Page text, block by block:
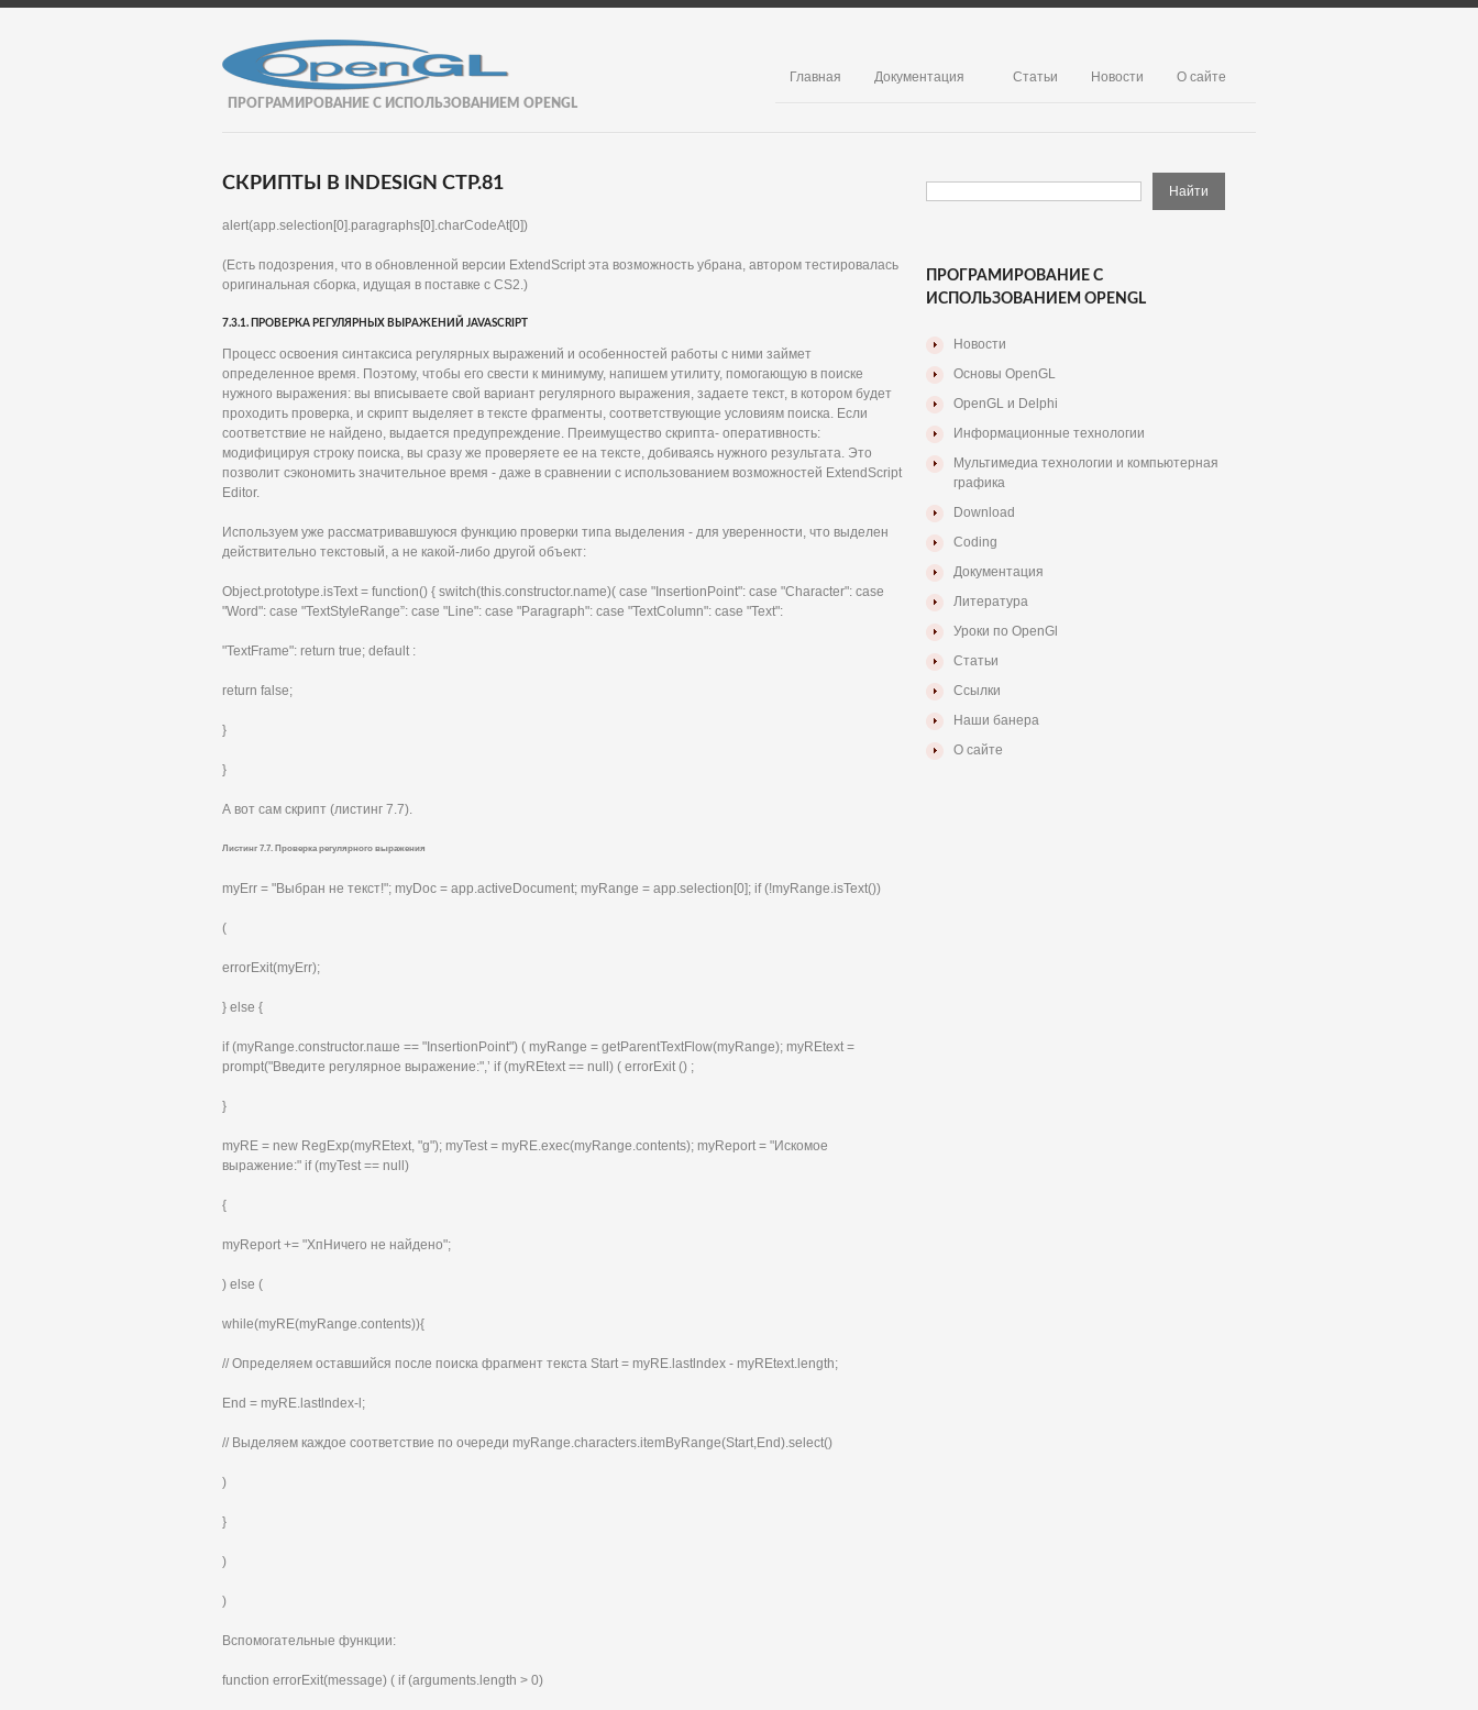
ПРОГРАМИРОВАНИЕ С ИСПОЛЬЗОВАНИЕМ OPENGL
Главная Документация Статьи Новости О сайте
СКРИПТЫ В INDESIGN СТР.81
alert(арр.selection[0].paragraphs[0].charCodeAt[0])
(Есть подозрения, что в обновленной версии ExtendScript эта возможность убрана, автором тестировалась
оригинальная сборка, идущая в поставке с CS2.)
7.3.1. ПРОВЕРКА РЕГУЛЯРНЫХ ВЫРАЖЕНИЙ JAVASCRIPT
Процесс освоения синтаксиса регулярных выражений и особенностей работы с ними займет
определенное время. Поэтому, чтобы его свести к минимуму, напишем утилиту, помогающую в поиске
нужного выражения: вы вписываете свой вариант регулярного выражения, задаете текст, в котором будет
проходить проверка, и скрипт выделяет в тексте фрагменты, соответствующие условиям поиска. Если
соответствие не найдено, выдается предупреждение. Преимущество скрипта- оперативность:
модифицируя строку поиска, вы сразу же проверяете ее на тексте, добиваясь нужного результата. Это
позволит сэкономить значительное время - даже в сравнении с использованием возможностей ExtendScript
Editor.
Используем уже рассматривавшуюся функцию проверки типа выделения - для уверенности, что выделен
действительно текстовый, а не какой-либо другой объект:
Object.prototype.isText = function() { switch(this.constructor.name)( case "InsertionPoint": case "Character": case
"Word": case "TextStyleRange”: case "Line": case "Paragraph": case "TextColumn": case "Text":
"TextFrame": return true; default :
return false;
}
}
А вот сам скрипт (листинг 7.7).
Листинг 7.7. Проверка регулярного выражения
myErr = "Выбран не текст!"; myDoc = app.activeDocument; myRange = app.selection[0]; if (!myRange.isText())
(
errorExit(myErr);
} else {
if (myRange.constructor.паше == "InsertionPoint") ( myRange = getParentTextFlow(myRange); myREtext =
prompt("Введите регулярное выражение:",’ if (myREtext == null) ( errorExit () ;
}
myRE = new RegExp(myREtext, "g"); myTest = myRE.exec(myRange.contents); myReport = "Искомое
выражение:" if (myTest == null)
{
myReport += "ХпНичего не найдено";
) else (
while(myRE(myRange.contents)){
// Определяем оставшийся после поиска фрагмент текста Start = myRE.lastlndex - myREtext.length;
End = myRE.lastlndex-l;
// Выделяем каждое соответствие по очереди myRange.characters.itemByRange(Start,End).select()
)
}
)
)
Вспомогательные функции:
function errorExit(message) ( if (arguments.length > 0)
ПРОГРАМИРОВАНИЕ С
ИСПОЛЬЗОВАНИЕМ OPENGL
Новости
Основы OpenGL
OpenGL и Delphi
Информационные технологии
Мультимедиа технологии и компьютерная
графика
Download
Coding
Документация
Литература
Уроки по OpenGl
Статьи
Ссылки
Наши банера
О сайте